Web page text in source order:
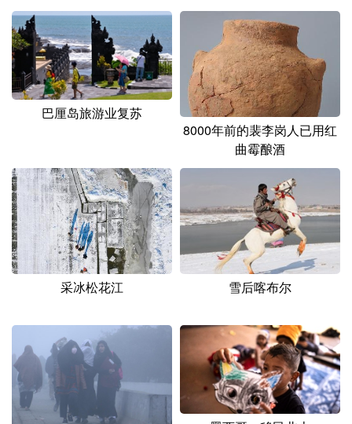
Deutsch Português
巴厘岛旅游业复苏
8000年前的裴李岗人已用红
曲霉酿酒
采冰松花江 雪后喀布尔